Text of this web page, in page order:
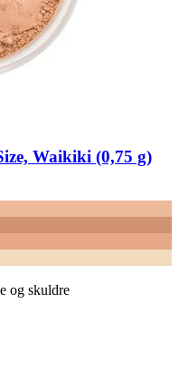
Waikiki (0,75 g)
og skuldre